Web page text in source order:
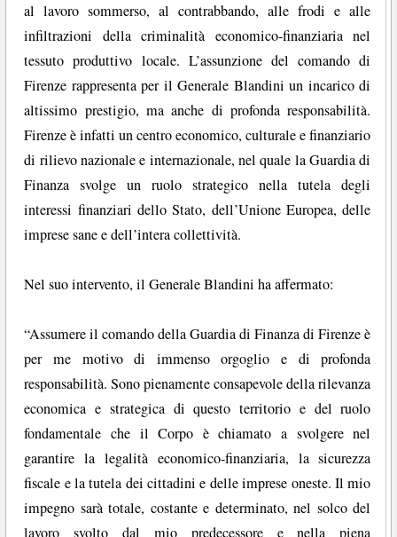
al lavoro sommerso, al contrabbando, alle frodi e alle
infiltrazioni della criminalità economico-finanziaria nel
tessuto produttivo locale. L’assunzione del comando di
Firenze rappresenta per il Generale Blandini un incarico di
altissimo prestigio, ma anche di profonda responsabilità.
Firenze è infatti un centro economico, culturale e finanziario
di rilievo nazionale e internazionale, nel quale la Guardia di
Finanza svolge un ruolo strategico nella tutela degli
interessi finanziari dello Stato, dell’Unione Europea, delle
imprese sane e dell’intera collettività.
Nel suo intervento, il Generale Blandini ha affermato:
“Assumere il comando della Guardia di Finanza di Firenze è
per me motivo di immenso orgoglio e di profonda
responsabilità. Sono pienamente consapevole della rilevanza
economica e strategica di questo territorio e del ruolo
fondamentale che il Corpo è chiamato a svolgere nel
garantire la legalità economico-finanziaria, la sicurezza
fiscale e la tutela dei cittadini e delle imprese oneste. Il mio
impegno sarà totale, costante e determinato, nel solco del
lavoro svolto dal mio predecessore e nella piena